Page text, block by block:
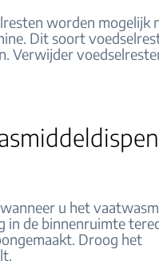
worden mogelijk
Dit soort
Verwijder
u het
in de binnenruimte
Droog het